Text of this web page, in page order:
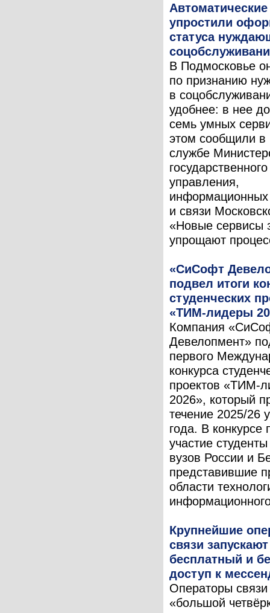
упростили
статуса
В Подмосковье
по признанию
в
удобнее: в нее
семь умных
этом сообщили в
службе
государственного
управления,
информационных
и связи
«Новые сервисы
упрощают
«СиСофт
подвел итоги
студенческих
«ТИМ-лидеры
Компания
Девелопмент»
первого
конкурса
проектов «ТИМ-
2026», который
течение 2025/26
года. В конкурсе
участие
вузов России и
представившие
области
Крупнейшие
связи запускают
бесплатный и
доступ к
Операторы связи
«большой